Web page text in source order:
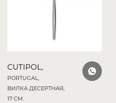
CUTIPOL,
PORTUGAL,
ВИЛКА ДЕСЕРТНАЯ,
17 СМ.